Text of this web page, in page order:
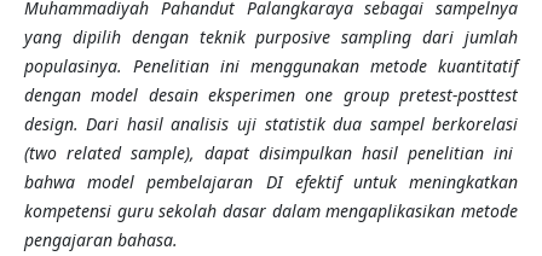
Muhammadiyah Pahandut Palangkaraya sebagai sampelnya
yang dipilih dengan teknik purposive sampling dari jumlah
populasinya. Penelitian ini menggunakan metode kuantitatif
dengan model desain eksperimen one group pretest-posttest
design. Dari hasil analisis uji statistik dua sampelberkorelasi
(two related sample), dapat disimpulkan hasil penelitian ini
bahwa model pembelajaran DI efektif untuk meningkatkan
kompetensi guru sekolah dasar dalam mengaplikasikan metode
pengajaran bahasa.